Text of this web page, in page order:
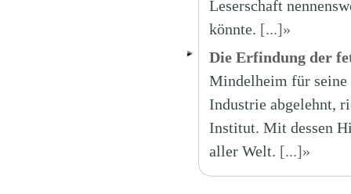
Leserschaft
könnte. [...]»
Die Erfindung der
Mindelheim für seine
Industrie abgelehnt,
Institut. Mit dessen
aller Welt. [...]»